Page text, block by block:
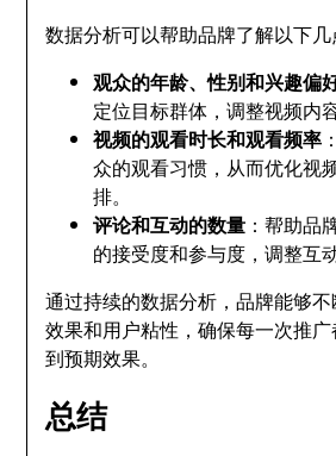
数据分析可以帮助品牌了解以下几
观众的年龄、性别和兴趣偏
定位目标群体，调整视频内
视频的观看时长和观看频率
众的观看习惯，从而优化视
排。
评论和互动的数量 ：帮助品
的接受度和参与度，调整互动
通过持续的数据分析，品牌能够
效果和用户粘性，确保每一次推
到预期效果。
总结